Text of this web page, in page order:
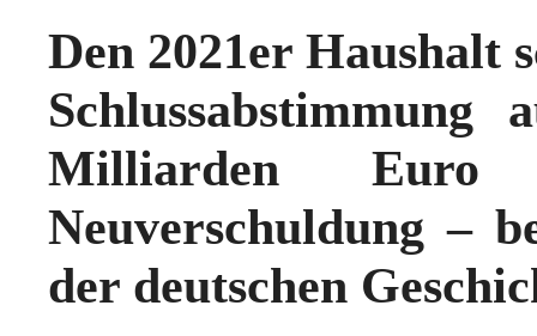
Den 2021er Haushalt
Milliarden
Neuverschuldung –
der deutschen